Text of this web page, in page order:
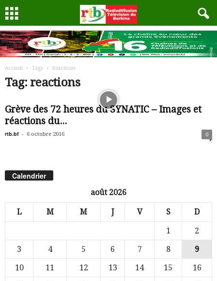
Accueil Tags Reactions
Tag: reactions
Grève des 72 heures du SYNATIC – Images et
réactions du...
rtb.bf - 6 octobre 2016 0
Calendrier
août 2026
L M M J V S D
1
2
3
4 5 6 7 8
9
10
11 12 13 14 15
16